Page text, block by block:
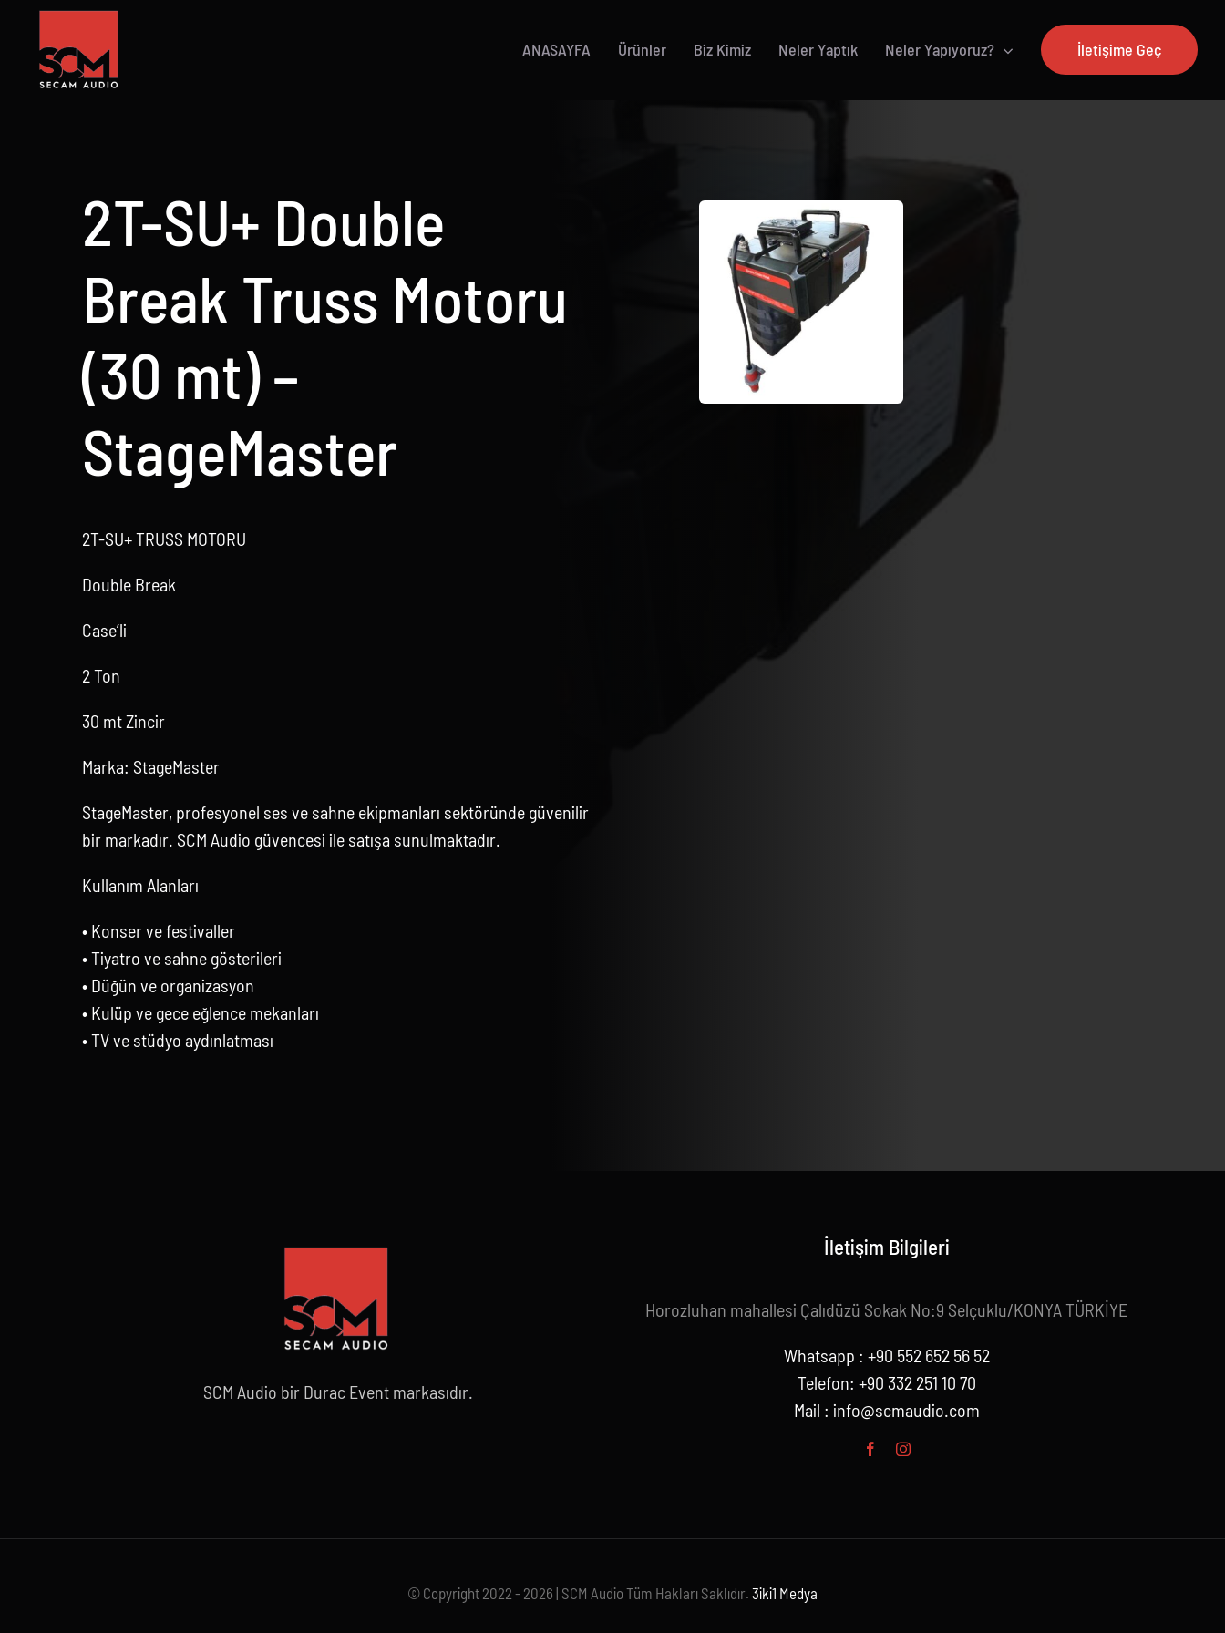
content
ANASAYFA Ürünler Biz Kimiz Neler Yaptık Neler Yapıyoruz? İletişime Geç
2T-SU+ Double
Break Truss Motoru
(30 mt) –
StageMaster
2T-SU+ TRUSS MOTORU
Double Break
Case’li
2 Ton
30 mt Zincir
Marka: StageMaster
StageMaster, profesyonel ses ve sahne ekipmanları sektöründe güvenilir
bir markadır. SCM Audio güvencesi ile satışa sunulmaktadır.
Kullanım Alanları
• Konser ve festivaller
• Tiyatro ve sahne gösterileri
• Düğün ve organizasyon
• Kulüp ve gece eğlence mekanları
• TV ve stüdyo aydınlatması
SCM Audio bir Durac Event markasıdır.
İletişim Bilgileri
Horozluhan mahallesi Çalıdüzü Sokak No:9 Selçuklu/KONYA TÜRKİYE
Whatsapp : +90 552 652 56 52
Telefon: +90 332 251 10 70
Mail : info@scmaudio.com
© Copyright 2022 - 2026 | SCM Audio Tüm Hakları Saklıdır. 3iki1 Medya